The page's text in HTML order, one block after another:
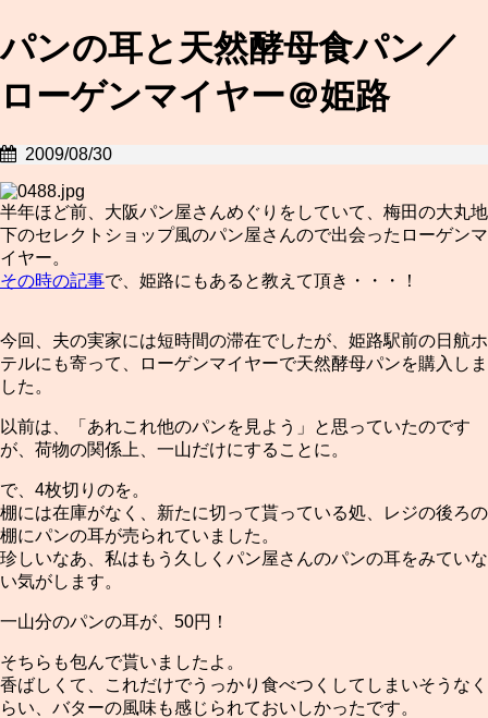
パンの耳と天然酵母食パン／
ローゲンマイヤー＠姫路
2009/08/30
半年ほど前、大阪パン屋さんめぐりをしていて、梅田の大丸地
下のセレクトショップ風のパン屋さんので出会ったローゲンマ
イヤー。
その時の記事で、姫路にもあると教えて頂き・・・！
今回、夫の実家には短時間の滞在でしたが、姫路駅前の日航ホ
テルにも寄って、ローゲンマイヤーで天然酵母パンを購入しま
した。
以前は、「あれこれ他のパンを見よう」と思っていたのです
が、荷物の関係上、一山だけにすることに。
で、4枚切りのを。
棚には在庫がなく、新たに切って貰っている処、レジの後ろの
棚にパンの耳が売られていました。
珍しいなあ、私はもう久しくパン屋さんのパンの耳をみていな
い気がします。
一山分のパンの耳が、50円！
そちらも包んで貰いましたよ。
香ばしくて、これだけでうっかり食べつくしてしまいそうなく
らい、バターの風味も感じられておいしかったです。